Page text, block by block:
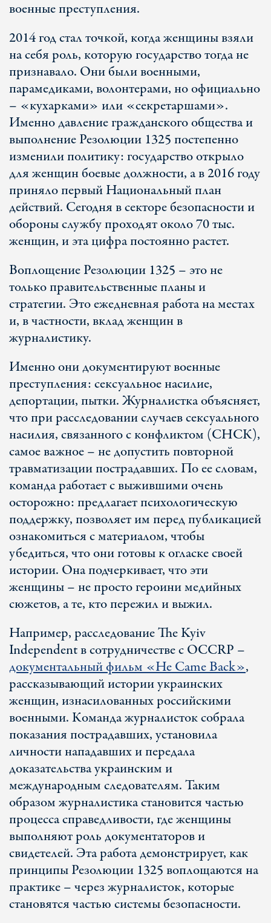
военные преступления.
2014 год стал точкой, когда женщины взяли
на себя роль, которую государство тогда не
признавало. Они были военными,
парамедиками, волонтерами, но официально
– «кухарками» или «секретаршами».
Именно давление гражданского общества и
выполнение Резолюции 1325 постепенно
изменили политику: государство открыло
для женщин боевые должности, а в 2016 году
приняло первый Национальный план
действий. Сегодня в секторе безопасности и
обороны службу проходят около 70 тыс.
женщин, и эта цифра постоянно растет.
Воплощение Резолюции 1325 – это не
только правительственные планы и
стратегии. Это ежедневная работа на местах
и, в частности, вклад женщин в
журналистику.
Именно они документируют военные
преступления: сексуальное насилие,
депортации, пытки. Журналистка объясняет,
что при расследовании случаев сексуального
насилия, связанного с конфликтом (СНСК),
самое важное – не допустить повторной
травматизации пострадавших. По ее словам,
команда работает с выжившими очень
осторожно: предлагает психологическую
поддержку, позволяет им перед публикацией
ознакомиться с материалом, чтобы
убедиться, что они готовы к огласке своей
истории. Она подчеркивает, что эти
женщины – не просто героини медийных
сюжетов, а те, кто пережил и выжил.
Например, расследование The Kyiv
Independent в сотрудничестве с OCCRP –
документальный фильм «He Came Back»,
рассказывающий истории украинских
женщин, изнасилованных российскими
военными. Команда журналисток собрала
показания пострадавших, установила
личности нападавших и передала
доказательства украинским и
международным следователям. Таким
образом журналистика становится частью
процесса справедливости, где женщины
выполняют роль документаторов и
свидетелей. Эта работа демонстрирует, как
принципы Резолюции 1325 воплощаются на
практике – через журналисток, которые
становятся частью системы безопасности.